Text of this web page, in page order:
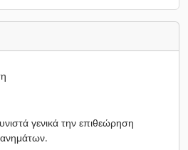
γενικά την επιθεώρηση